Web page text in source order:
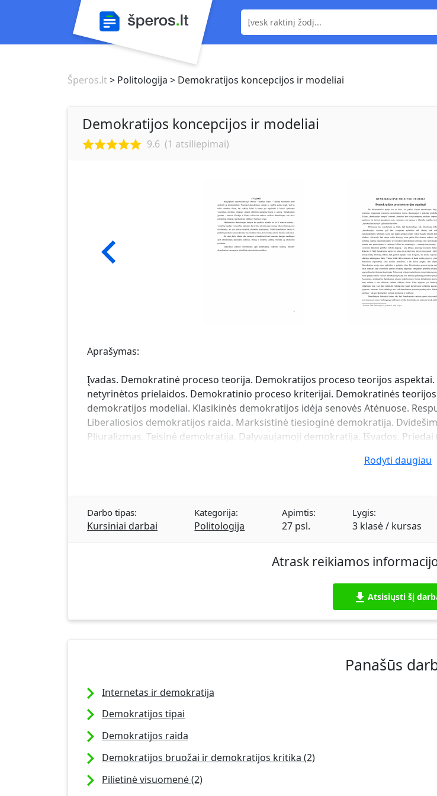
Šperos.lt> Politologija > Demokratijos koncepcijos ir modeliai
Demokratijos koncepcijos ir modeliai
9.6 (1 atsiliepimai)
Aprašymas:
Įvadas. Demokratinė proceso teorija. Demokratijos proceso teorijos
netyrinėtos prielaidos. Demokratinio proceso kriterijai. Demokratinės
demokratijos modeliai. Klasikinės demokratijos idėja senovės Atėnuose.
Liberaliosios demokratijos raida. Marksistinė tiesioginė demokratija.
Pliuralizmas. Teisinė demokratija. Dalyvaujamoji demokratija. Išvados. Priedai
Rodyti daugiau
Darbo tipas:
Kursiniai darbai
Kategorija:
Politologija
Apimtis:
27 psl.
Lygis:
3 klasė / kursas
Atrask reikiamos
Atsisiųsti šį
Panašūs
Internetas ir demokratija
Demokratijos tipai
Demokratijos raida
Demokratijos bruožai ir demokratijos kritika (2)
Pilietinė visuomenė (2)